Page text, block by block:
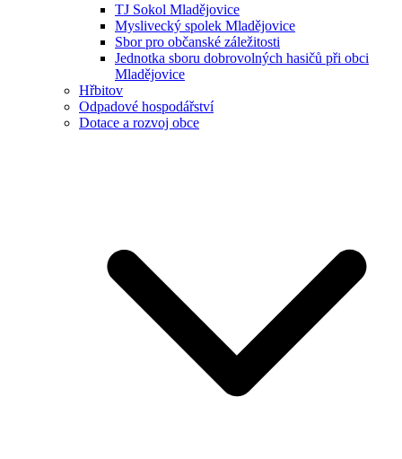
TJ Sokol Mladějovice
Myslivecký spolek Mladějovice
Sbor pro občanské záležitosti
Jednotka sboru dobrovolných hasičů při obci
Mladějovice
Hřbitov
Odpadové hospodářství
Dotace a rozvoj obce